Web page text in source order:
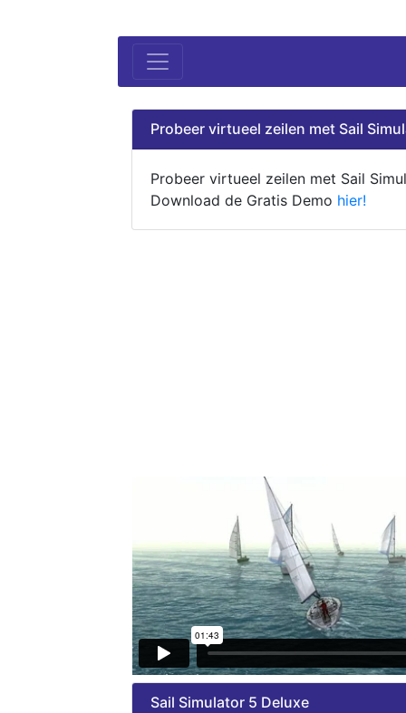
Probeer virtueel zeilen met Sail
Probeer virtueel zeilen met Sail
Download de Gratis Demo hier!
Sail Simulator 5 Deluxe